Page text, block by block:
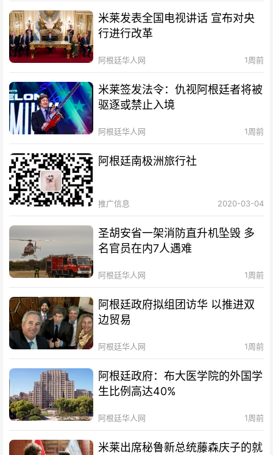
米莱发表全国电视讲话 宣布对央
行进行改革
阿根廷华人网 1周前
米莱签发法令：仇视阿根廷者将被
驱逐或禁止入境
阿根廷华人网 1周前
阿根廷南极洲旅行社
推广信息 2020-03-04
圣胡安省一架消防直升机坠毁 多
名官员在内7人遇难
阿根廷华人网 1周前
阿根廷政府拟组团访华 以推进双
边贸易
阿根廷华人网 1周前
阿根廷政府：布大医学院的外国学
生比例高达40%
阿根廷华人网 1周前
米莱出席秘鲁新总统藤森庆子的就